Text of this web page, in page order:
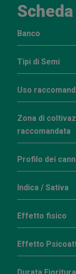
Banco
Tipi di Semi
Uso
Zona di
raccomandata
Profilo dei
Indica / Sativa
Effetto fisico
Effetto
Durata